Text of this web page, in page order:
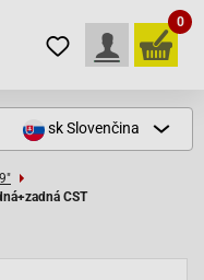
0
skSlovenčina
CST